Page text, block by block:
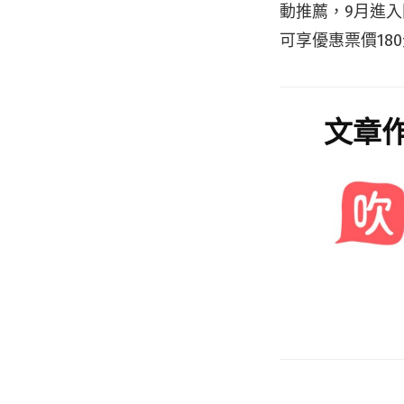
動推薦，9月進
可享優惠票價
文章